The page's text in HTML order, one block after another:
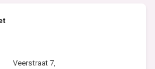
Veerstraat 7,